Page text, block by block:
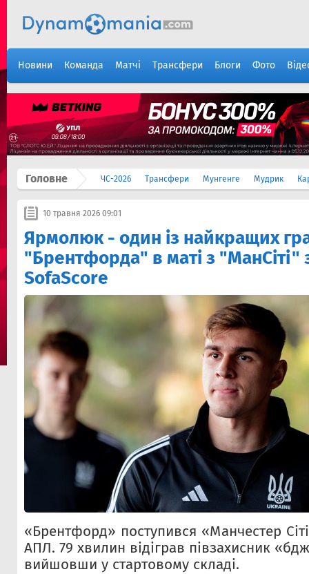
Новини Команда Матчі Трансфери Блоги Фото
Головне ЧС-2026 Трансфери Мунгенге Мудрик
10 травня 2026 09:01
Ярмолюк - один із найкращих
"Брентфорда" в маті з "МанСіті"
SofaScore
«Брентфорд» поступився «Манчестер
АПЛ. 79 хвилин відіграв півзахисник
вийшовши у стартовому складі.